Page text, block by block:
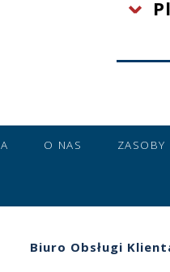
O NAS ZASOBY
Biuro Obsługi